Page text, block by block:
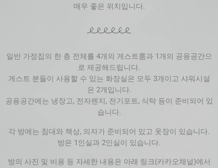
매우 좋은 위치입니다.
일반 가정집의 한 층 전체를 4개의 게스트룸과 1개의 공용공간으
로 제공해드립니다.
게스트 분들이 사용할 수 있는 화장실은 모두 3개이고 샤워시설
은 2개입니다.
공용공간에는 냉장고, 전자렌지, 전기포트, 식탁 등이 준비되어 있
습니다.
각 방에는 침대와 책상, 의자가 준비되어 있고 옷장이 있습니다.
방은 1인실과 2인실이 있습니다.
방의 사진 및 비용 등 자세한 내용은 아래 링크(카카오채널)에서